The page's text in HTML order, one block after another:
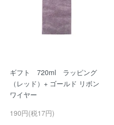
ギフト 720ml ラッピング
（レッド）+ ゴールド リボン
ワイヤー
190円(税17円)